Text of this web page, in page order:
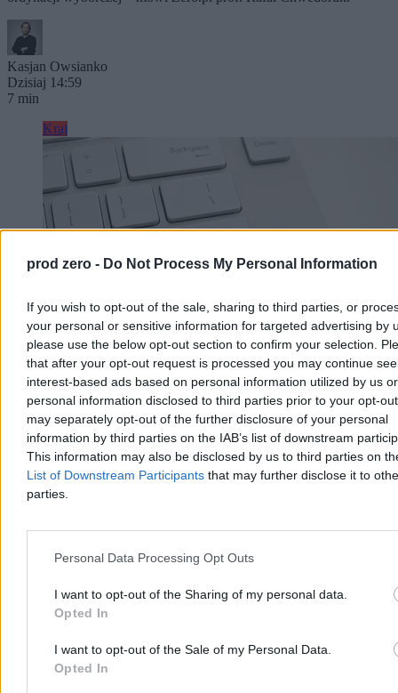
prod zero - Do Not Process My Personal Information
If you wish to opt-out of the sale, sharing to third parties, or
your personal or sensitive information for targeted advertising by
please use the below opt-out section to confirm your selection.
that after your opt-out request is processed you may continue
interest-based ads based on personal information utilized by us or
personal information disclosed to third parties prior to your opt-
may separately opt-out of the further disclosure of your personal
information by third parties on the IAB’s list of downstream
This information may also be disclosed by us to third parties on
List of Downstream Participants that may further disclose it to
parties.
Personal Data Processing Opt Outs
I want to opt-out of the Sharing of my personal data.
Opted In
I want to opt-out of the Sale of my Personal Data.
Opted In
Kasjan Owsianko
Dzisiaj 14:59
7 min
Kraj
Zakupy online stały się systemem. Wygrywają ci,
którzy znają zasady
Zakupy w internecie miały być proste: znaleźć produkt, porównać
cenę, dodać do koszyka i zapłacić. W praktyce coraz częściej
przypominają system małych decyzji, w którym końcowa kwota
Dzisiaj 14:23
Reklama